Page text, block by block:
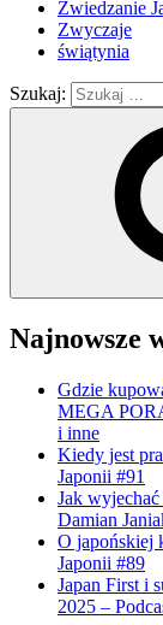
Zwiedzanie
Zwyczaje
świątynia
Szukaj:
Najnowsze
Gdzie
MEGA
i inne
Kiedy jest
Japonii #91
Jak
Damian
O japońskiej
Japonii #89
Japan First i
2025 –